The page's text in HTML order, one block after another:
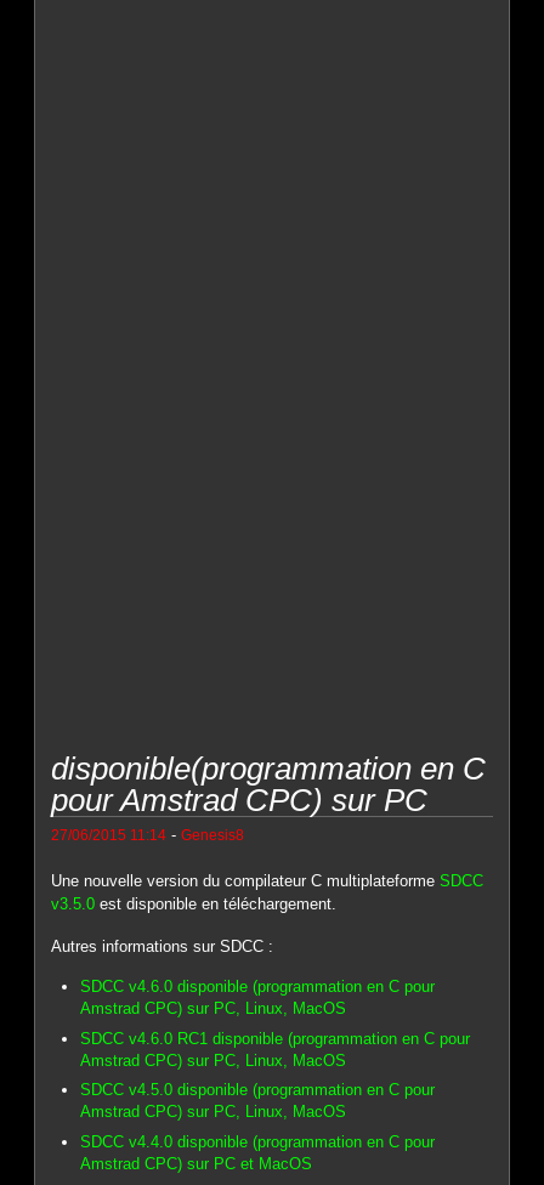
disponible(programmation en C
pour Amstrad CPC) sur PC
27/06/2015 11:14 -Genesis8
Une nouvelle version du compilateur C multiplateformeSDCC
v3.5.0 est disponible en téléchargement.
Autres informations sur SDCC :
SDCC v4.6.0 disponible (programmation en C pour
Amstrad CPC) sur PC, Linux, MacOS
SDCC v4.6.0 RC1 disponible (programmation en C pour
Amstrad CPC) sur PC, Linux, MacOS
SDCC v4.5.0 disponible (programmation en C pour
Amstrad CPC) sur PC, Linux, MacOS
SDCC v4.4.0 disponible (programmation en C pour
Amstrad CPC) sur PC et MacOS